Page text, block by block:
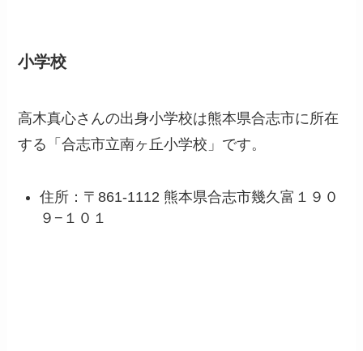
小学校
高木真心さんの出身小学校は熊本県合志市に所在
する「合志市立南ヶ丘小学校」です。
住所：〒861-1112 熊本県合志市幾久富１９０
９−１０１